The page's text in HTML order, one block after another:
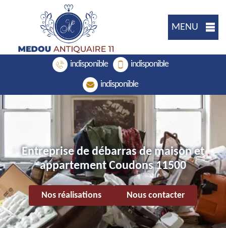
MENU
indisponible indisponible
indisponible
Entreprise de débarras de maison et
appartement Coudons 11500
Nos réalisations Nous contacter